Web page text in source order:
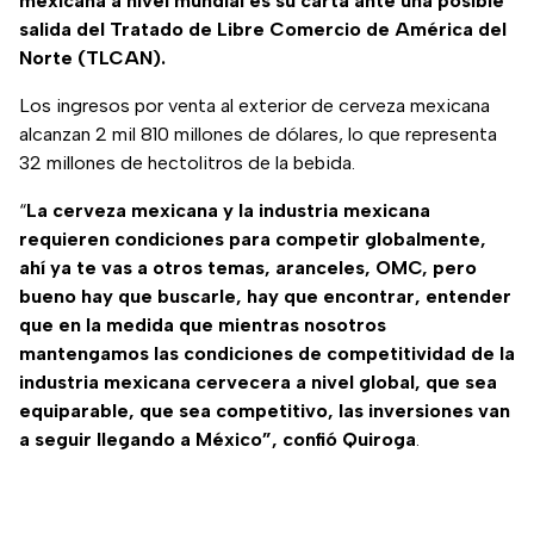
salida del Tratado de Libre Comercio de América del
Norte (TLCAN).
Los ingresos por venta al exterior de cerveza mexicana
alcanzan 2 mil 810 millones de dólares, lo que representa
32 millones de hectolitros de la bebida.
“La cerveza mexicana y la industria mexicana
requieren condiciones para competir globalmente,
ahí ya te vas a otros temas, aranceles, OMC, pero
bueno hay que buscarle, hay que encontrar, entender
que en la medida que mientras nosotros
mantengamos las condiciones de competitividad de la
industria mexicana cervecera a nivel global, que sea
equiparable, que sea competitivo, las inversiones van
a seguir llegando a México”, confió Quiroga.